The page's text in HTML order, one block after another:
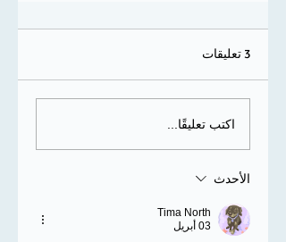
3 تعليقات
اكتب تعليقًا...
الأحدث
Tima North
03 أبريل